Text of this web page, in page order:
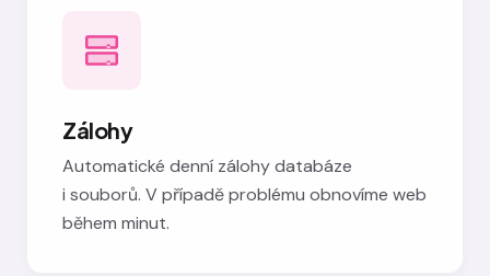
Zálohy
Automatické denní zálohy databáze
i souborů. V případě problému obnovíme web
během minut.